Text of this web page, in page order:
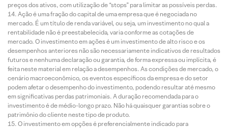
preços dos ativos, com utilização de “stops” para limitar as possíveis perdas.
Ação é uma fração do capital de uma empresa que é negociada no
mercado. É um título de renda variável, ou seja, um investimento no qual a
rentabilidade não é preestabelecida, varia conforme as cotações de
mercado. O investimento em ações é um investimento de alto risco e os
desempenhos anteriores não são necessariamente indicativos de resultados
futuros e nenhuma declaração ou garantia, de forma expressa ou implícita, é
feita neste material em relação a desempenhos. As condições de mercado, o
cenário macroeconômico, os eventos específicos da empresa e do setor
podem afetar o desempenho do investimento, podendo resultar até mesmo
em significativas perdas patrimoniais. A duração recomendada para o
investimento é de médio-longo prazo. Não há quaisquer garantias sobre o
patrimônio do cliente neste tipo de produto.
O investimento em opções é preferencialmente indicado para